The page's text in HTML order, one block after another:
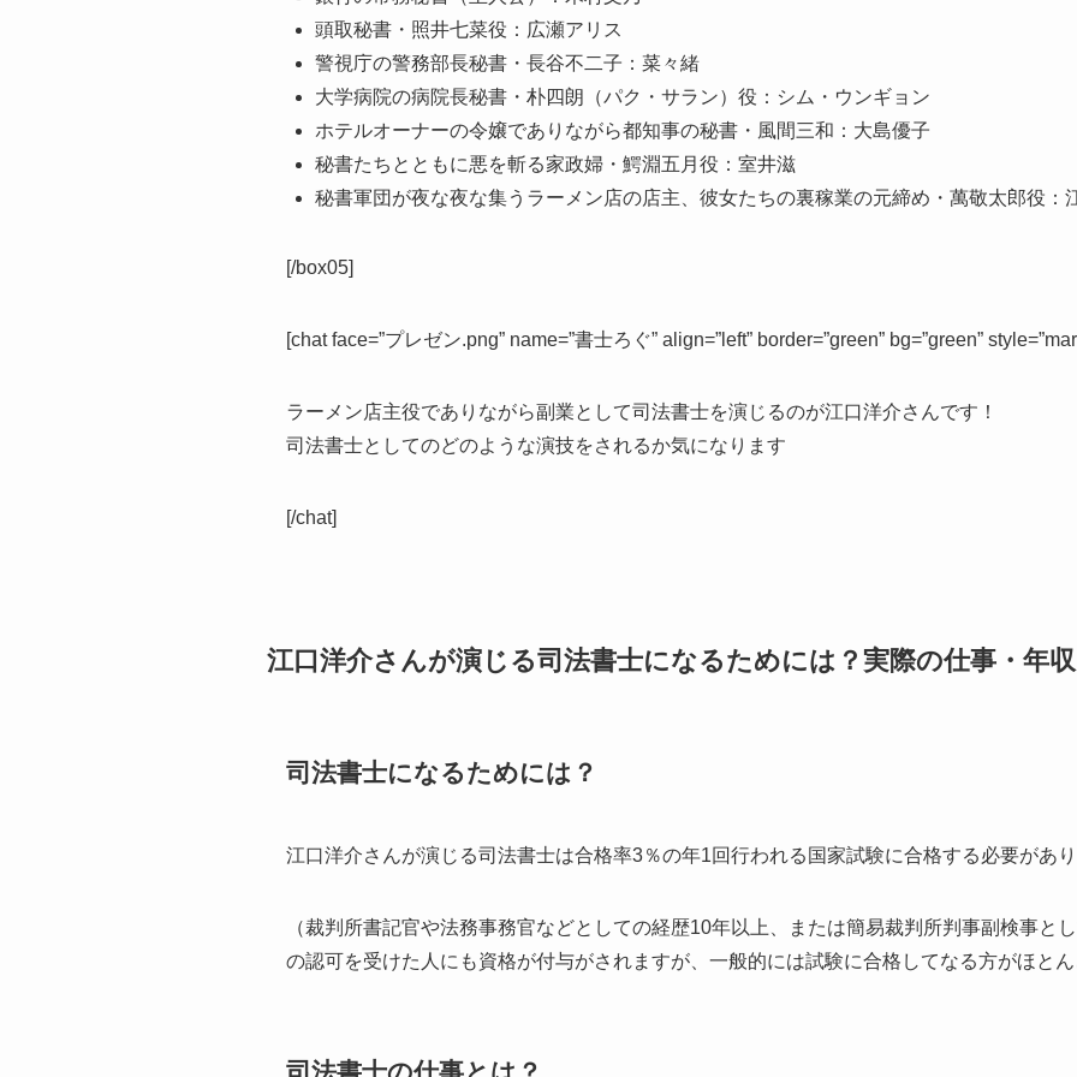
頭取秘書・照井七菜役：広瀬アリス
警視庁の警務部長秘書・長谷不二子：菜々緒
大学病院の病院長秘書・朴四朗（パク・サラン）役：シム・ウンギョン
ホテルオーナーの令嬢でありながら都知事の秘書・風間三和：大島優子
秘書たちとともに悪を斬る家政婦・鰐淵五月役：室井滋
秘書軍団が夜な夜な集うラーメン店の店主、彼女たちの裏稼業の元締め・萬敬太郎役：
[/box05]
[chat face=”プレゼン.png” name=”書士ろぐ” align=”left” border=”green” bg=”green”
ラーメン店主役でありながら副業として司法書士を演じるのが江口洋介さんです！
司法書士としてのどのような演技をされるか気になります
[/chat]
江口洋介さんが演じる司法書士になるためには？実際の仕事・年
司法書士になるためには？
江口洋介さんが演じる司法書士は合格率3％の年1回行われる国家試験に合格する必要があり
（裁判所書記官や法務事務官などとしての経歴10年以上、または簡易裁判所判事副検事と
の認可を受けた人にも資格が付与がされますが、一般的には試験に合格してなる方がほとん
司法書士の仕事とは？